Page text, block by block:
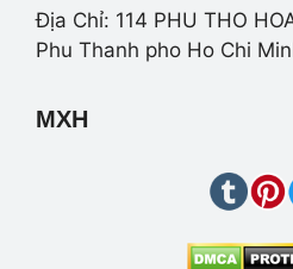
Địa Chỉ: 114 PHU THO
Phu Thanh pho Ho Chi
MXH